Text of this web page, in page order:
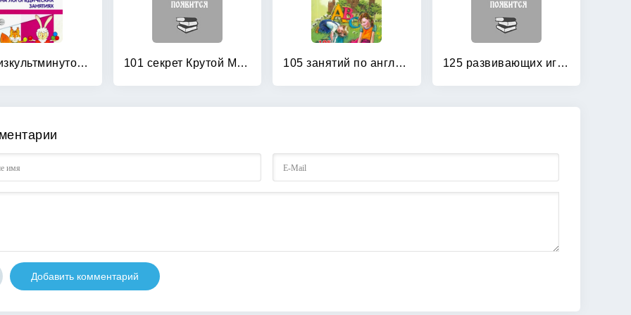
100 физкультминуток на логопедических занятиях 101 секрет Крутой Мамочки 105 занятий по английскому языку для дошкольников: Пособие для воспитателей детского сада, учителей английского языка и родителей 125 развивающих игр для детей от 1 до 3 лет